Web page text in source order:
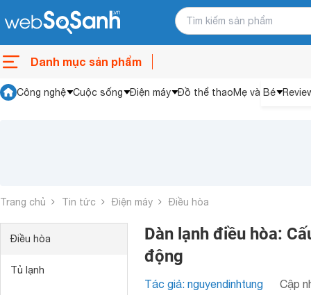
Danh mục sản phẩm
Công nghệ Cuộc sống Điện máy Đồ thể thaoMẹ và Bé
Trang chủ Tin tức Điện máy Điều hòa
Điều hòa
Tủ lạnh
Dàn lạnh điều hòa:
động
Tác giả: nguyendinhtung Cập